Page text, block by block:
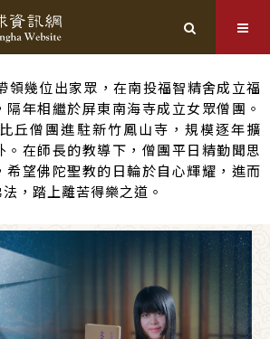
領幾位出家眾，在南投福智精舍成立福
年相繼於屏東南海寺成立女眾僧團。
丘僧團進駐新竹鳳山寺，規模逐年擴
。在師長的教導下，僧團平日精勤聞思
希望佛陀聖教的日輪於自心輝耀，進而
，踏上離苦得樂之道。